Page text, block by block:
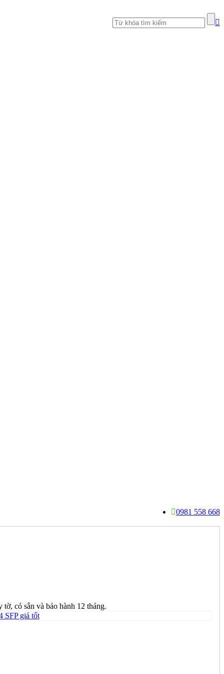
0981 558 668
có sẵn và bảo hành 12 tháng.